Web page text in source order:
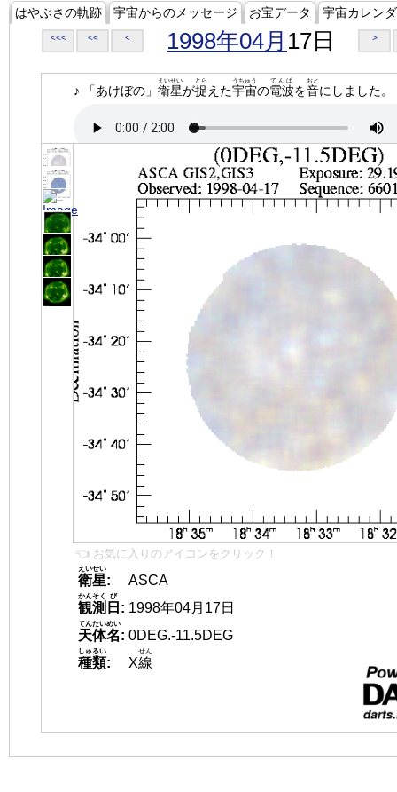
はやぶさの軌跡 宇宙からのメッセージ お宝データ 宇宙カレン
<<< << < 1998年04月 17日 >
♪ 「あけぼの」 衛星
えいせい
が捉
とら
えた宇宙
うちゅう
の電波
でんぱ
を音
おと
にしました。
👈 お気に入りのアイコンをクリック！
衛星
えいせい
:
ASCA
観測
かんそく
日
び
: 1998年04月17日
天体名
てんたいめい
: 0DEG.-11.5DEG
種類
しゅるい
: X線
せん